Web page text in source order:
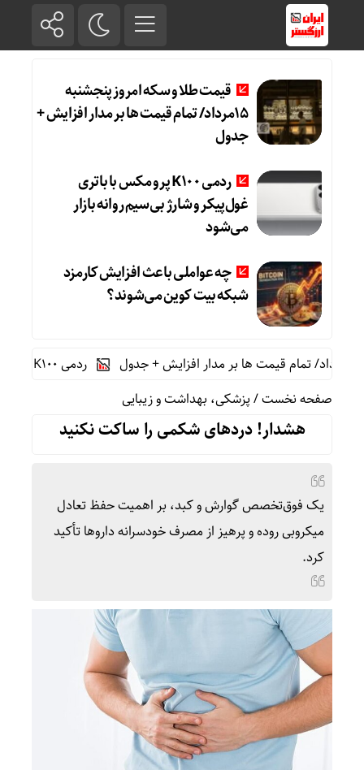
قیمت طلا و سکه امروز پنجشنبه
15مرداد/ تمام قیمت ها بر مدار افزایش +
جدول
ردمی K100 پرو مکس با باتری
غول‌پیکر و شارژ بی‌سیم روانه بازار
می‌شود
چه عواملی باعث افزایش کارمزد
شبکه بیت کوین می‌شوند؟
ردمی K100 پرو مکس با باتری غول‌پیکر و شارژ بی‌سیم روانه بازار می‌شود
صفحه نخست/پزشکی، بهداشت و زیبایی
هشدار! دردهای شکمی را ساکت نکنید
یک فوق‌تخصص گوارش و کبد، بر اهمیت حفظ تعادل
میکروبی روده و پرهیز از مصرف خودسرانه داروها تأکید
کرد.